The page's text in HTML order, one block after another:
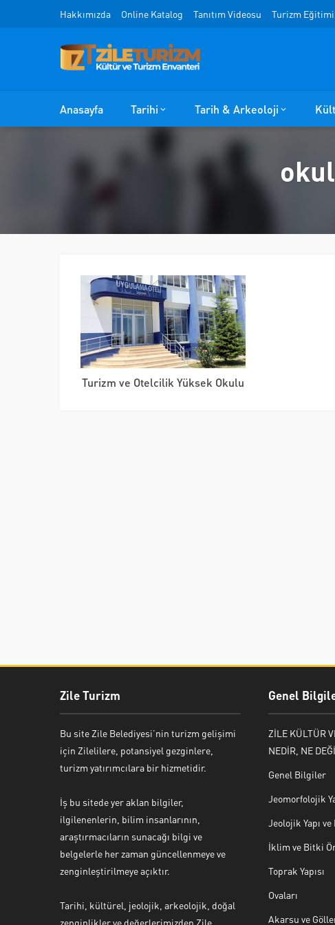
Hakkımızda Online Katalog Tanıtım Videosu Turizm Eğitimi
Anasayfa Tarihi Tarih & Arkeoloji
Turizm ve Otelcilik Yüksek Okulu
Zile Turizm
Bu site Zile Belediyesi’nin turizm gelişimi
için Zilelilere, potansiyel gezginlere,
turizm yatırımcılara bir hizmetidir.
İş bu sitede yer aklan bilgiler,
ilgilenenlerin, bilim insanlarının,
araştırmacıların sunacağı bilgi ve
belgelerle her zaman güncellenmeye ve
zenginleştirilmeye açıktır.
Tarihi, kültürel, jeolojik, arkeolojik, doğal
zenginlikler ve değerlerimizden Zile
Genel
ZİLE KÜLTÜR
NEDİR, NE
Genel Bilgiler
Jeomorfolojik
Jeolojik Yapı
İklim ve Bitki
Toprak Yapısı
Ovaları
Akarsu ve